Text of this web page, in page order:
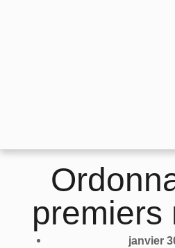
premiers
janvier